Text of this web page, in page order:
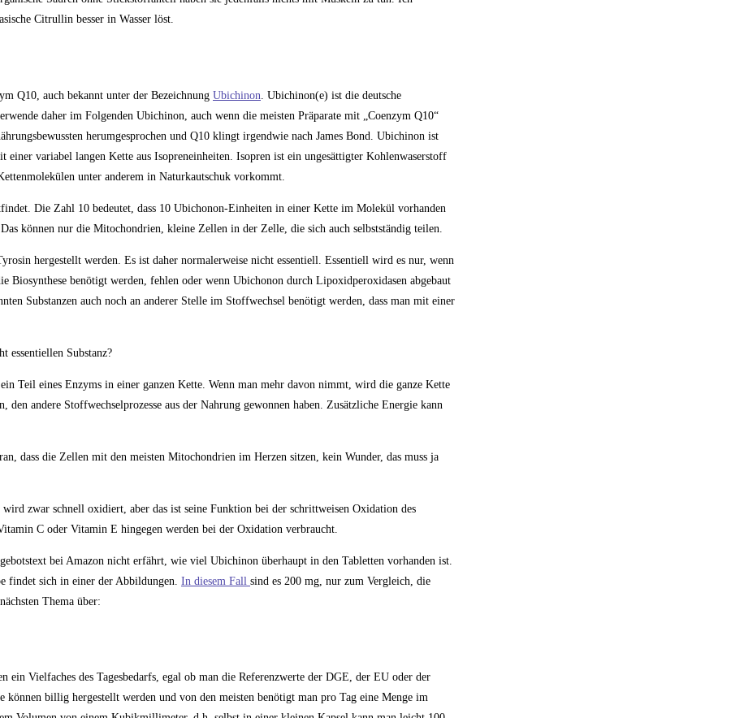
Citrullin besser in Wasser löst.
Q10, auch bekannt unter der Bezeichnung Ubichinon . Ubichinon(e) ist die deutsche
daher im Folgenden Ubichinon, auch wenn die meisten Präparate mit „Coenzym Q10“
herumgesprochen und Q10 klingt irgendwie nach James Bond. Ubichinon ist
variabel langen Kette aus Isopreneinheiten. Isopren ist ein ungesättigter Kohlenwaserstoff
unter anderem in Naturkautschuk vorkommt.
Die Zahl 10 bedeutet, dass 10 Ubichonon-Einheiten in einer Kette im Molekül vorhanden
können nur die Mitochondrien, kleine Zellen in der Zelle, die sich auch selbstständig teilen.
hergestellt werden. Es ist daher normalerweise nicht essentiell. Essentiell wird es nur, wenn
Biosynthese benötigt werden, fehlen oder wenn Ubichonon durch Lipoxidperoxidasen abgebaut
Substanzen auch noch an anderer Stelle im Stoffwechsel benötigt werden, dass man mit einer
essentiellen Substanz?
Teil eines Enzyms in einer ganzen Kette. Wenn man mehr davon nimmt, wird die ganze Kette
andere Stoffwechselprozesse aus der Nahrung gewonnen haben. Zusätzliche Energie kann
dass die Zellen mit den meisten Mitochondrien im Herzen sitzen, kein Wunder, das muss ja
zwar schnell oxidiert, aber das ist seine Funktion bei der schrittweisen Oxidation des
C oder Vitamin E hingegen werden bei der Oxidation verbraucht.
bei Amazon nicht erfährt, wie viel Ubichinon überhaupt in den Tabletten vorhanden ist.
findet sich in einer der Abbildungen. In diesem Fall sind es 200 mg, nur zum Vergleich, die
Thema über:
ein Vielfaches des Tagesbedarfs, egal ob man die Referenzwerte der DGE, der EU oder der
billig hergestellt werden und von den meisten benötigt man pro Tag eine Menge im